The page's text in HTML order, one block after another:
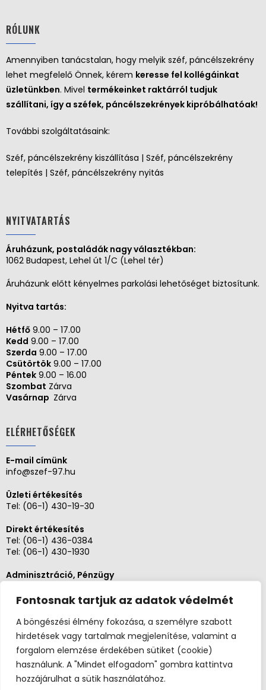
Fontosnak tartjuk az adatok védelmét
A böngészési élmény fokozása, a személyre szabott
hirdetések vagy tartalmak megjelenítése, valamint a
forgalom elemzése érdekében sütiket (cookie)
használunk. A "Mindet elfogadom" gombra kattintva
hozzájárulhat a sütik használatához.
RÓLUNK
Amennyiben tanácstalan, hogy melyik széf, páncélszekrény
lehet megfelelő Önnek, kérem keresse fel kollégáinkat
üzletünkben. Mivel termékeinket raktárról tudjuk
szállítani, így a széfek, páncélszekrények kipróbálhatóak!
További szolgáltatásaink:
Széf, páncélszekrény kiszállítása | Széf, páncélszekrény
telepítés | Széf, páncélszekrény nyitás
NYITVATARTÁS
Áruházunk, postaládák nagy választékban:
1062 Budapest, Lehel út 1/C (Lehel tér)
Áruházunk előtt kényelmes parkolási lehetőséget biztosítunk.
Nyitva tartás:
Hétfő 9.00 – 17.00
Kedd 9.00 – 17.00
Szerda 9.00 – 17.00
Csütörtök 9.00 – 17.00
Péntek 9.00 – 16.00
Szombat Zárva
Vasárnap Zárva
ELÉRHETŐSÉGEK
E-mail címünk
info@szef-97.hu
Üzleti értékesítés
Tel: (06-1) 430-19-30
Direkt értékesítés
Tel: (06-1) 436-0384
Tel: (06-1) 430-1930
Adminisztráció, Pénzügy
Szerviz és karbantartás
Tel: (06-20)3268654
Tel: (06-1) 436-0384